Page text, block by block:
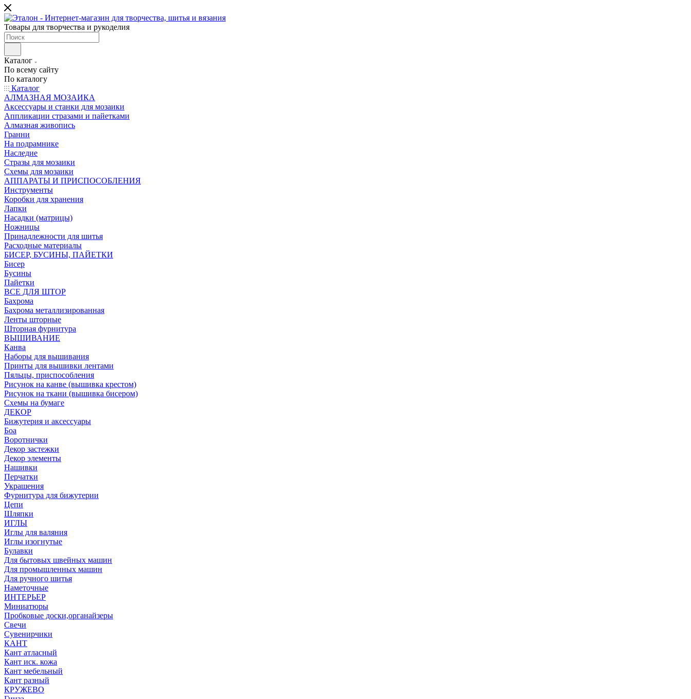
Товары для творчества и рукоделия
Каталог
По всему сайту
По каталогу
Каталог
АЛМАЗНАЯ МОЗАИКА
Аксессуары и станки для мозаики
Аппликации стразами и пайетками
Алмазная живопись
Гранни
На подрамнике
Наследие
Стразы для мозаики
Схемы для мозаики
АППАРАТЫ И ПРИСПОСОБЛЕНИЯ
Инструменты
Коробки для хранения
Лапки
Насадки (матрицы)
Ножницы
Принадлежности для шитья
Расходные материалы
БИСЕР, БУСИНЫ, ПАЙЕТКИ
Бисер
Бусины
Пайетки
ВСЕ ДЛЯ ШТОР
Бахрома
Бахрома металлизированная
Ленты шторные
Шторная фурнитура
ВЫШИВАНИЕ
Канва
Наборы для вышивания
Принты для вышивки лентами
Пяльцы, приспособления
Рисунок на канве (вышивка крестом)
Рисунок на ткани (вышивка бисером)
Схемы на бумаге
ДЕКОР
Бижутерия и аксессуары
Боа
Воротнички
Декор застежки
Декор элементы
Нашивки
Перчатки
Украшения
Фурнитура для бижутерии
Цепи
Шляпки
ИГЛЫ
Иглы для валяния
Иглы изогнутые
Булавки
Для бытовых швейных машин
Для промышленных машин
Для ручного шитья
Наметочные
ИНТЕРЬЕР
Миниатюры
Пробковые доски,органайзеры
Свечи
Сувенирчики
КАНТ
Кант атласный
Кант иск. кожа
Кант мебельный
Кант разный
КРУЖЕВО